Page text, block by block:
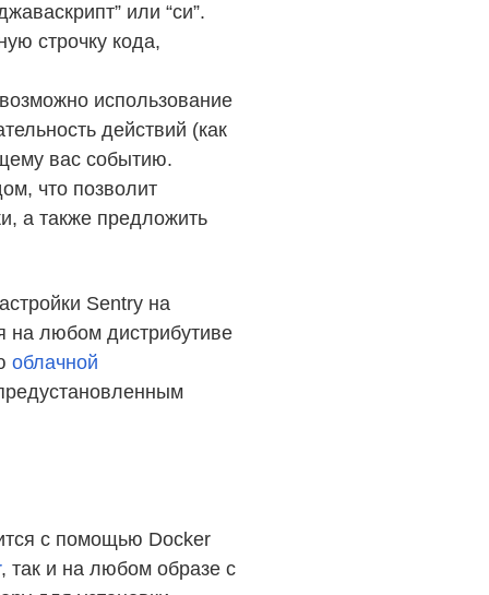
или “си”.
строчку кода,
использование
действий (как
вас событию.
что позволит
а также предложить
Sentry на
на любом дистрибутиве
облачной
с помощью Docker
, так и на любом образе с